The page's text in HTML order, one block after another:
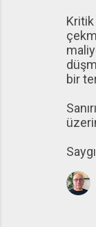
Kritik
bir